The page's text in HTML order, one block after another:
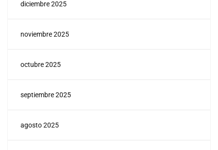
diciembre 2025
noviembre 2025
octubre 2025
septiembre 2025
agosto 2025